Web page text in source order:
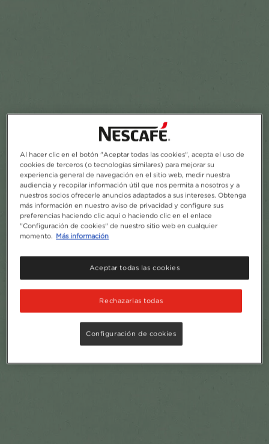
Añadir a favoritos
Al hacer clic en el botón "Aceptar todas las cookies", acepta el uso de
cookies de terceros (o tecnologías similares) para mejorar su
experiencia general de navegación en el sitio web, medir nuestra
audiencia y recopilar información útil que nos permita a nosotros y a
nuestros socios ofrecerle anuncios adaptados a sus intereses. Obtenga
más información en nuestro aviso de privacidad y configure sus
preferencias haciendo clic aquí o haciendo clic en el enlace
"Configuración de cookies" de nuestro sitio web en cualquier
momento. Más información
Rechazarlas todas
Aceptar todas las cookies
Configuración de cookies